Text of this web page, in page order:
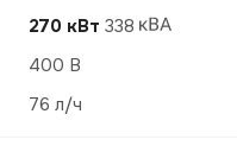
270 кВт 338
400 В
76 л/ч